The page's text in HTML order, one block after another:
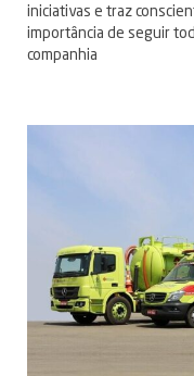
iniciativas e traz
importância de seguir
companhia